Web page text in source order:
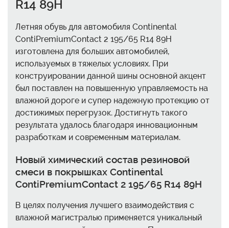
R14 89H
Летняя обувь для автомобиля Continental
ContiPremiumContact 2 195/65 R14 89H
изготовлена для больших автомобилей,
используемых в тяжелых условиях. При
конструировании данной шины основной акцент
был поставлен на повышенную управляемость на
влажной дороге и супер надежную протекцию от
достижимых перегрузок. Достигнуть такого
результата удалось благодаря инновационным
разработкам и современным материалам.
Новый химический состав резиновой
смеси в покрышках Continental
ContiPremiumContact 2 195/65 R14 89H
В целях получения лучшего взаимодействия с
влажной магистралью применяется уникальный